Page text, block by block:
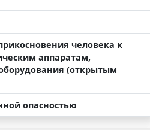
человека к
аппаратам,
(открытым
опасностью